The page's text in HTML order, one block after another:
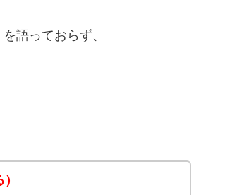
語っておらず、